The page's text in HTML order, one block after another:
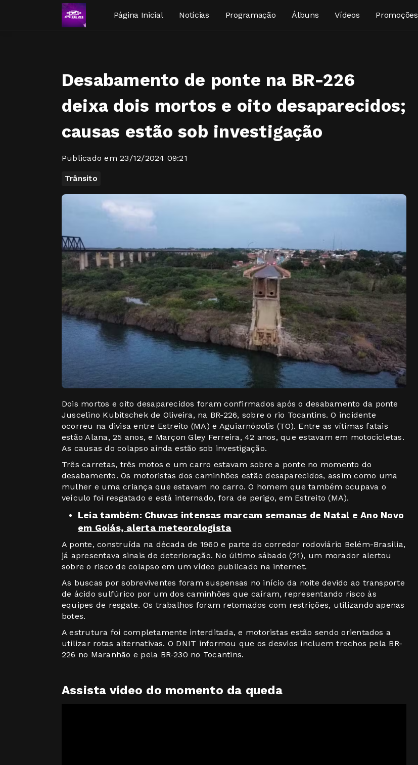
Página Inicial Notícias Programação Álbuns Vídeos Promoções
Desabamento de ponte na BR-226
deixa dois mortos e oito desaparecidos;
causas estão sob investigação
Publicado em 23/12/2024 09:21
Trânsito
Dois mortos e oito desaparecidos foram confirmados após o desabamento da ponte
Juscelino Kubitschek de Oliveira, na BR-226, sobre o rio Tocantins. O incidente
ocorreu na divisa entre Estreito (MA) e Aguiarnópolis (TO). Entre as vítimas fatais
estão Alana, 25 anos, e Marçon Gley Ferreira, 42 anos, que estavam em motocicletas.
As causas do colapso ainda estão sob investigação.
Três carretas, três motos e um carro estavam sobre a ponte no momento do
desabamento. Os motoristas dos caminhões estão desaparecidos, assim como uma
mulher e uma criança que estavam no carro. O homem que também ocupava o
veículo foi resgatado e está internado, fora de perigo, em Estreito (MA).
Leia também: Chuvas intensas marcam semanas de Natal e Ano Novo
em Goiás, alerta meteorologista
A ponte, construída na década de 1960 e parte do corredor rodoviário Belém-Brasília,
já apresentava sinais de deterioração. No último sábado (21), um morador alertou
sobre o risco de colapso em um vídeo publicado na internet.
As buscas por sobreviventes foram suspensas no início da noite devido ao transporte
de ácido sulfúrico por um dos caminhões que caíram, representando risco às
equipes de resgate. Os trabalhos foram retomados com restrições, utilizando apenas
botes.
A estrutura foi completamente interditada, e motoristas estão sendo orientados a
utilizar rotas alternativas. O DNIT informou que os desvios incluem trechos pela BR-
226 no Maranhão e pela BR-230 no Tocantins.
Assista vídeo do momento da queda